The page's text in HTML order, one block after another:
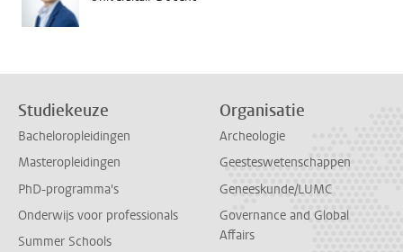
Studiekeuze
Bacheloropleidingen
Masteropleidingen
PhD-programma's
Onderwijs voor professionals
Summer Schools
Organisatie
Archeologie
Geesteswetenschappen
Geneeskunde/LUMC
Governance and Global
Affairs